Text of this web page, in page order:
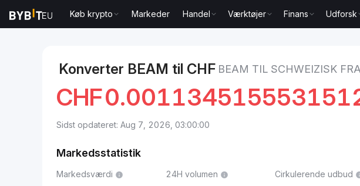
Køb krypto Markeder Handel Værktøjer Finans Udforsk
Konverter BEAM til CHF BEAM TIL SCHWEIZISK
CHF
Sidst opdateret: Aug 7, 2026, 03:00:00
Markedsstatistik
Markedsværdi 24H volumen Cirkulerende udbud